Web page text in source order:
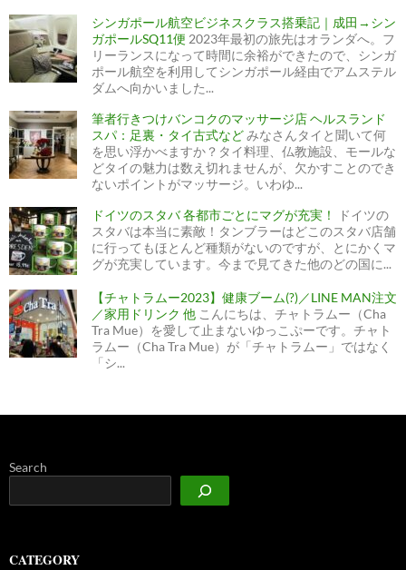
シンガポール航空ビジネスクラス搭乗記｜成田→シン
ガポールSQ11便 2023年最初の旅先はオランダへ。フ
リーランスになって時間に余裕ができたので、シンガ
ポール航空を利用してシンガポール経由でアムステル
ダムへ向かいました...
筆者行きつけバンコクのマッサージ店 ヘルスランド
スパ：足裏・タイ古式などみなさんタイと聞いて何
を思い浮かべますか？タイ料理、仏教施設、モールな
どタイの魅力は数え切れませんが、欠かすことのでき
ないポイントがマッサージ。いわゆ...
ドイツのスタバ 各都市ごとにマグが充実！
ドイツの
スタバは本当に素敵！タンブラーはどこのスタバ店舗
に行ってもほとんど種類がないのですが、とにかくマ
グが充実しています。今まで見てきた他のどの国に...
【チャトラムー2023】健康ブーム(?)／LINE MAN注文
／家用ドリンク 他 こんにちは、チャトラムー（Cha
Tra Mue）を愛して止まないゆっこぷーです。チャト
ラムー（Cha Tra Mue）が「チャトラムー」ではなく
「シ...
Search
CATEGORY